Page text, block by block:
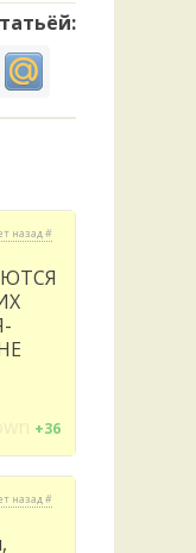
назад #
+36
назад #